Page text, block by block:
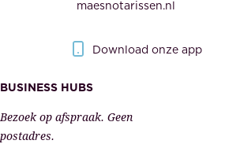
s
e
s
maesnotarissen.nl
Download onze app
BUSINESS HUBS
Bezoek op afspraak. Geen
postadres.